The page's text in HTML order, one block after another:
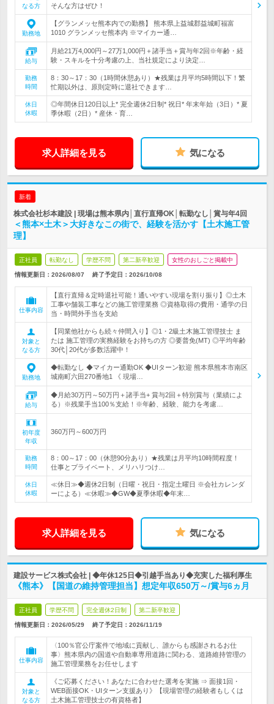
なる方
そんな方はぜひ！
勤務地
【グランメッセ熊本内での勤務】 熊本県上益城郡益城町福富
1010 グランメッセ熊本内 ※マイカー通…
給与
月給21万4,000円～27万1,000円＋諸手当＋賞与年2回※年齢・経
験・スキルを十分考慮の上、当社規定により決定…
勤務
時間
8：30～17：30（1時間休憩あり）★残業は月平均5時間以下！繁
忙期以外は、原則定時に退社できます…
休日
休暇
◎年間休日120日以上* 完全週休2日制* 祝日* 年末年始（3日）* 夏
季休暇（2日）* 産休・育…
求人詳細を見る 気になる
新着
株式会社杉本建設 | 現場は熊本県内│直行直帰OK│転勤なし│賞与年4回
＜熊本×土木＞大好きなこの街で、経験を活かす【土木施工管
理】
正社員 転勤なし 学歴不問 第二新卒歓迎 女性のおしごと掲載中
情報更新日：2026/08/07 終了予定日： 2026/10/08
仕事内容
【直行直帰＆定時退社可能！通いやすい現場を割り振り】◎土木
工事や舗装工事などの施工管理業務 ◎資格取得の費用・通学の日
当・時間外手当を支給
対象と
なる方
【同業他社からも続々仲間入り】◎1・2級土木施工管理技士 ま
たは 施工管理の実務経験をお持ちの方 ◎要普免(MT) ◎平均年齢
30代│20代が多数活躍中！
勤務地
◆転勤なし ◆マイカー通勤OK ◆UIターン歓迎 熊本県熊本市南区
城南町六田270番地1 《 現場…
給与
◆月給30万円～50万円＋諸手当+ 賞与2回＋特別賞与（業績によ
る）※残業手当100％支給！※年齢、経験、能力を考慮…
初年度
年収
360万円～600万円
勤務
時間
8：00～17：00（休憩90分あり）★残業は月平均10時間程度！
仕事とプライベート、メリハリつけ…
休日
休暇
≪休日≫◆週休2日制（日曜・祝日・指定土曜日 ※会社カレンダ
ーによる）≪休暇≫◆GW◆夏季休暇◆年末…
求人詳細を見る 気になる
建設サービス株式会社 | ◆年休125日◆引越手当あり◆充実した福利厚生
《熊本》【国道の維持管理担当】想定年収650万～/賞与6ヵ月
正社員 学歴不問 完全週休2日制 第二新卒歓迎
情報更新日：2026/05/29 終了予定日： 2026/11/19
仕事内容
〈100％官公庁案件で地域に貢献し、誰からも感謝されるお仕
事〉熊本県内の国道や自動車専用道路に関わる、道路維持管理の
施工管理業務をお任せします
対象と
なる方
《ご応募ください！あなたに合わせた選考を実施 ⇒ 面接1回・
WEB面接OK・UIターン支援あり》【現場管理の経験者もしくは
土木施工管理技士の有資格者】